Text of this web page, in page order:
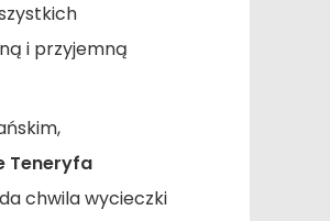
i przyjemną
Teneryfa
chwila wycieczki